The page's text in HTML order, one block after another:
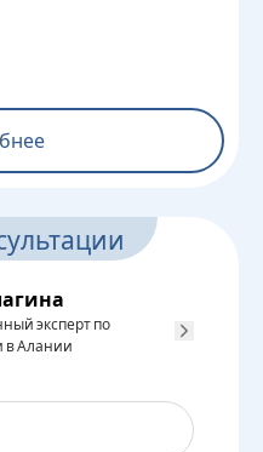
эксперт по
в Алании